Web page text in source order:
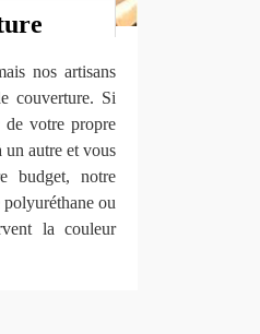
nos artisans
couverture. Si
de votre propre
un autre et vous
budget, notre
ou
la couleur